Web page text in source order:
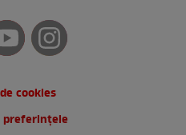
cookies
preferințele